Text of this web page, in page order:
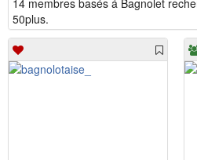
14 membres basés á Bagnolet
50plus.